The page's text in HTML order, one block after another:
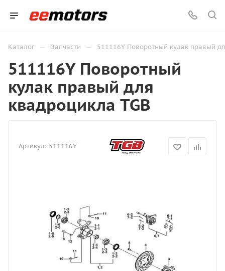
Каталог — Запчасти — 511116Y Поворотный кулак правый
511116Y Поворотный
кулак правый для
квадроцикла TGB
Артикул: 511116Y